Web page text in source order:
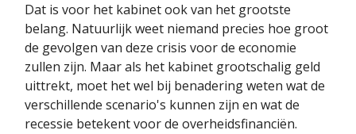
Dat is voor het kabinet ook van het grootste
belang. Natuurlijk weet niemand precies hoe groot
de gevolgen van deze crisis voor de economie
zullen zijn. Maar als het kabinet grootschalig geld
uittrekt, moet het wel bij benadering weten wat de
verschillende scenario's kunnen zijn en wat de
recessie betekent voor de overheidsfinanciën.